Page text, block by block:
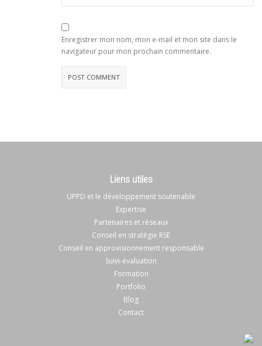
Enregistrer mon nom, mon e-mail et mon site dans le
navigateur pour mon prochain commentaire.
Liens utiles
UPPD et le développement soutenable
Expertise
Partenaires et réseaux
Conseil en stratégie RSE
Conseil en approvisionnement responsable
Suivi-évaluation
Formation
Portfolio
Blog
Contact